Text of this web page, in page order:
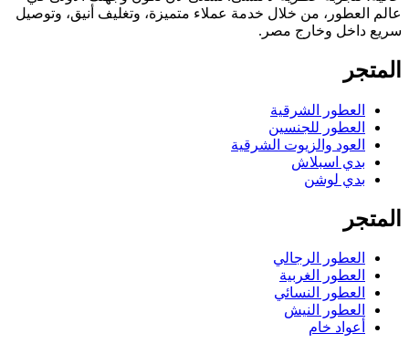
عالم العطور، من خلال خدمة عملاء متميزة، وتغليف أنيق، وتوصيل
سريع داخل وخارج مصر.
المتجر
العطور الشرقية
العطور للجنسين
العود والزيوت الشرقية
بدي اسبلاش
بدي لوشن
المتجر
العطور الرجالي
العطور الغربية
العطور النسائي
العطور النيش
أعواد خام